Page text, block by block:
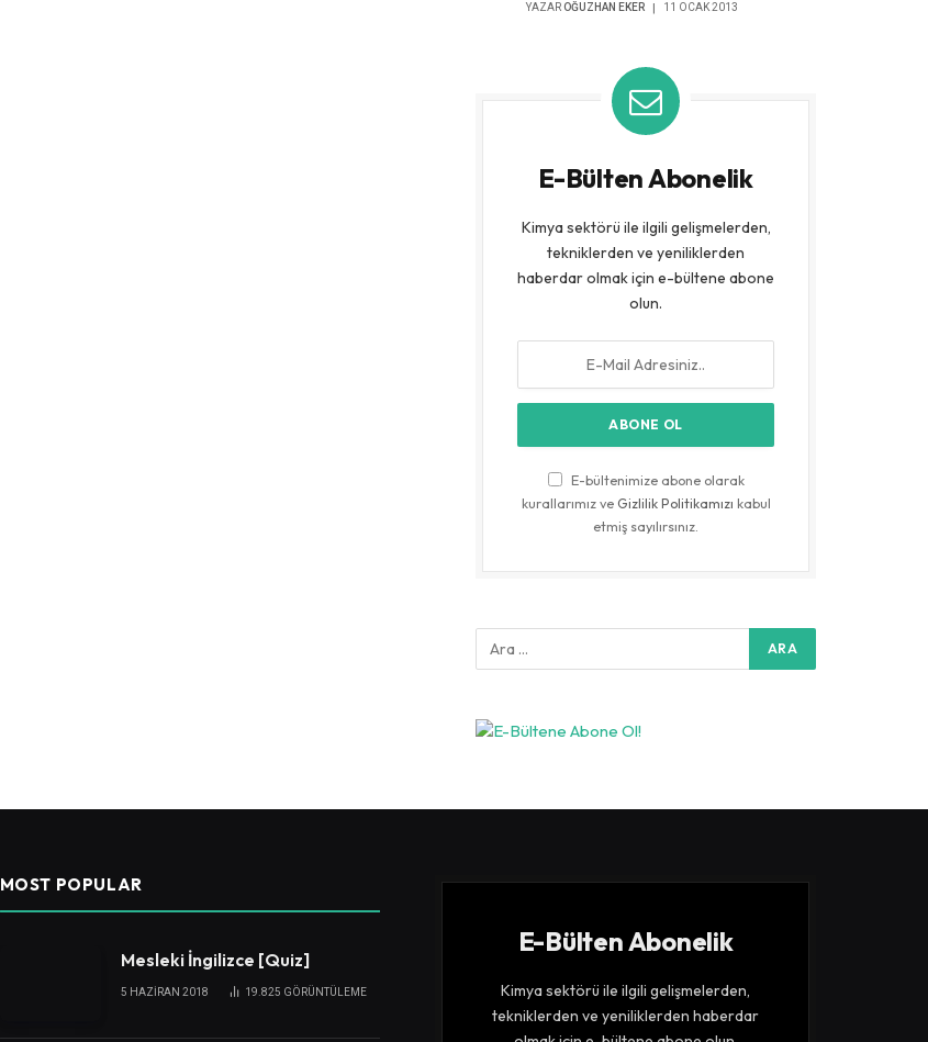
YAZAR OĞUZHAN EKER 11 OCAK 2013
E-Bülten Abonelik
Kimya sektörü ile ilgili gelişmelerden,
tekniklerden ve yeniliklerden
haberdar olmak için e-bültene abone
olun.
E-bültenimize abone olarak
kurallarımız veGizlilik Politikamızı kabul
etmiş sayılırsınız.
MOST POPULAR
Mesleki İngilizce [Quiz]
5 HAZIRAN 2018 19.825 GÖRÜNTÜLEME
E-Bülten Abonelik
Kimya sektörü ile ilgili gelişmelerden,
tekniklerden ve yeniliklerden haberdar